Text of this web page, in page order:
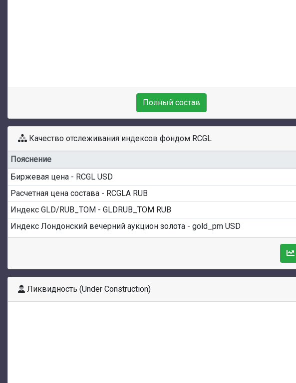
Полный состав
Качество отслеживания индексов фондом RCGL
Пояснение
Биржевая цена - RCGL USD
Расчетная цена состава - RCGLA RUB
Индекс GLD/RUB_TOM - GLDRUB_TOM RUB
Индекс Лондонский вечерний аукцион золота - gold_pm USD
Ликвидность (Under Construction)